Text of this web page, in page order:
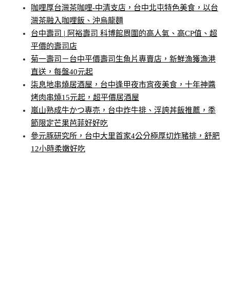
咖哩厚台灣茶咖哩-中清支店，台中北屯特色美食，以台
灣茶融入咖哩飯、沖烏龍麵
台中壽司 | 阿裕壽司 科博館周圍的高人氣、高CP值、超
平價的壽司店
菊一壽司－台中平價壽司生魚片專賣店，新鮮漁獲漁港
直送，每盤40元起
柒息地串燒居酒屋，台中逢甲夜市宵夜美食，十年神醬
烤肉串燒15元起，超平價居酒屋
嵐山熟成牛かつ專売，台中炸牛排、浮誇丼飯推薦，季
節限定芒果芭菲好好吃
參元豚研究所，台中大里首家4公分極厚切炸豬排，舒肥
12小時柔嫩好吃